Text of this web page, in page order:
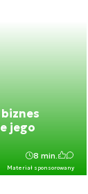
jego
Materiał sponsorowany
8 min.